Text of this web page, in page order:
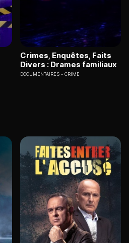
Crimes, Enquêtes, Faits
Divers : Drames familiaux
DOCUMENTAIRES CRIME